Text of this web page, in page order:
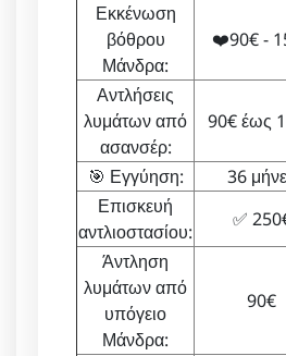
Εκκένωση
βόθρου
Μάνδρα:
❤️90€ -
Αντλήσεις
λυμάτων από
ασανσέρ:
90€ έως
🎯 Εγγύηση:
36
Επισκευή
αντλιοστασίου:
✅
Άντληση
λυμάτων από
υπόγειο
Μάνδρα:
90€